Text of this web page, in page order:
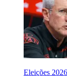
Eleições 2026